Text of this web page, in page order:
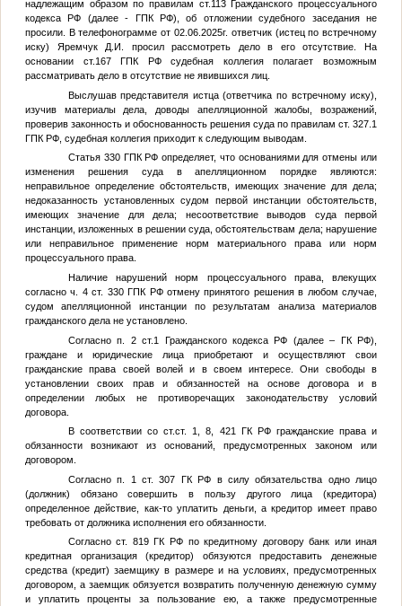
надлежащим образом по правилам ст.113 Гражданского процессуального
кодекса РФ (далее - ГПК РФ), об отложении судебного заседания не
просили. В телефонограмме от 02.06.2025г. ответчик (истец по встречному
иску) Яремчук Д.И. просил рассмотреть дело в его отсутствие. На
основании ст.167 ГПК РФ судебная коллегия полагает возможным
рассматривать дело в отсутствие не явившихся лиц.
Выслушав представителя истца (ответчика по встречному иску),
изучив материалы дела, доводы апелляционной жалобы, возражений,
проверив законность и обоснованность решения суда по правилам ст. 327.1
ГПК РФ, судебная коллегия приходит к следующим выводам.
Статья 330 ГПК РФ определяет, что основаниями для отмены или
изменения решения суда в апелляционном порядке являются:
неправильное определение обстоятельств, имеющих значение для дела;
недоказанность установленных судом первой инстанции обстоятельств,
имеющих значение для дела; несоответствие выводов суда первой
инстанции, изложенных в решении суда, обстоятельствам дела; нарушение
или неправильное применение норм материального права или норм
процессуального права.
Наличие нарушений норм процессуального права, влекущих
согласно ч. 4 ст. 330 ГПК РФ отмену принятого решения в любом случае,
судом апелляционной инстанции по результатам анализа материалов
гражданского дела не установлено.
Согласно п. 2 ст.1 Гражданского кодекса РФ (далее – ГК РФ),
граждане и юридические лица приобретают и осуществляют свои
гражданские права своей волей и в своем интересе. Они свободы в
установлении своих прав и обязанностей на основе договора и в
определении любых не противоречащих законодательству условий
договора.
В соответствии со ст.ст. 1, 8, 421 ГК РФ гражданские права и
обязанности возникают из оснований, предусмотренных законом или
договором.
Согласно п. 1 ст. 307 ГК РФ в силу обязательства одно лицо
(должник) обязано совершить в пользу другого лица (кредитора)
определенное действие, как-то уплатить деньги, а кредитор имеет право
требовать от должника исполнения его обязанности.
Согласно ст. 819 ГК РФ по кредитному договору банк или иная
кредитная организация (кредитор) обязуются предоставить денежные
средства (кредит) заемщику в размере и на условиях, предусмотренных
договором, а заемщик обязуется возвратить полученную денежную сумму
и уплатить проценты за пользование ею, а также предусмотренные